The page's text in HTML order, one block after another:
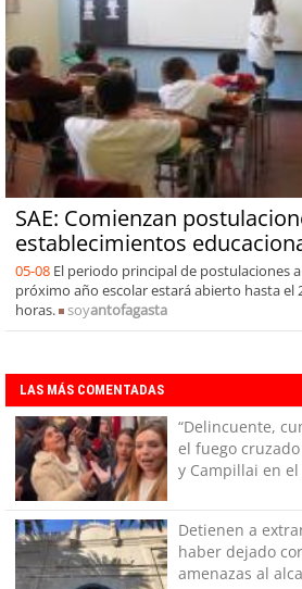
SAE: Comienzan
establecimientos
05-08 El periodo principal de postulaciones
próximo año escolar estará abierto hasta el
horas.
soyantofagasta
LAS MÁS COMENTADAS
“Delincuente,
el fuego
y Campillai en el
Detienen a
haber dejado
amenazas al